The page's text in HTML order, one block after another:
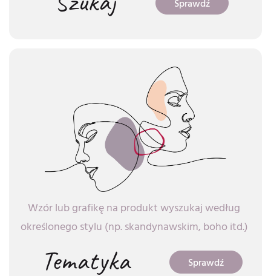
Sprawdź
Wzór lub grafikę na produkt wyszukaj według
określonego stylu (np. skandynawskim, boho itd.)
Tematyka Sprawdź